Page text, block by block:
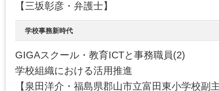
【三坂彰彦・弁護士】
学校事務新時代
GIGAスクール・教育ICTと事務職員(2)
学校組織における活用推進
【泉田洋介・福島県郡山市立富田東小学校副